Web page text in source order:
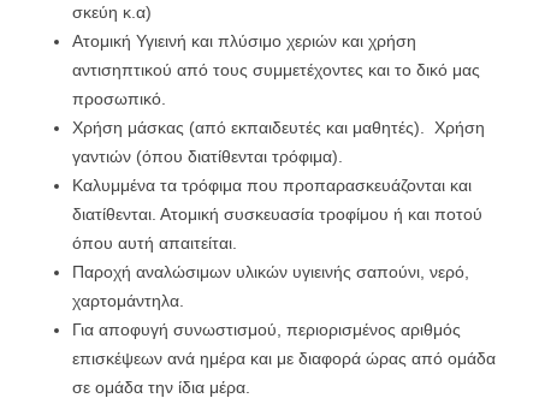
σκεύη κ.α)
Ατομική Υγιεινή και πλύσιμο χεριών και χρήση
αντισηπτικού από τους συμμετέχοντες και το δικό μας
προσωπικό.
Χρήση μάσκας (από εκπαιδευτές και μαθητές). Χρήση
γαντιών (όπου διατίθενται τρόφιμα).
Καλυμμένα τα τρόφιμα που προπαρασκευάζονται και
διατίθενται. Ατομική συσκευασία τροφίμου ή και ποτού
όπου αυτή απαιτείται.
Παροχή αναλώσιμων υλικών υγιεινής σαπούνι, νερό,
χαρτομάντηλα.
Για αποφυγή συνωστισμού, περιορισμένος αριθμός
επισκέψεων ανά ημέρα και με διαφορά ώρας από ομάδα
σε ομάδα την ίδια μέρα.